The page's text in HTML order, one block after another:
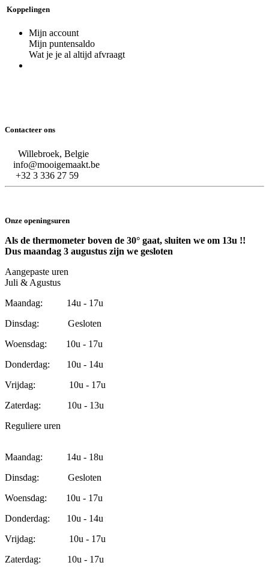
Koppelingen
Mijn account
Mijn puntensaldo
Wat je je al altijd afvraagt
Contacteer ons
Willebroek, Belgie
info@mooigemaakt.be
+32 3 336 27 59
Onze openingsuren
Als de thermometer boven de 30° gaat, sluiten we om 13u !!
Dus maandag 3 augustus zijn we gesloten
Aangepaste uren
Juli & Agustus
Maandag: 14u - 17u
Dinsdag: Gesloten
Woensdag: 10u - 17u
Donderdag: 10u - 14u
Vrijdag: 10u - 17u
Zaterdag: 10u - 13u
Reguliere uren
Maandag: 14u - 18u
Dinsdag: Gesloten
Woensdag: 10u - 17u
Donderdag: 10u - 14u
Vrijdag: 10u - 17u
Zaterdag: 10u - 17u